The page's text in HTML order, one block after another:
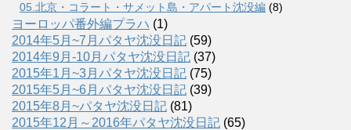
05.北京・コラート・サメット島・アパート沈没編 (8)
ヨーロッパ番外編プラハ (1)
2014年5月~7月パタヤ沈没日記 (59)
2014年9月-10月パタヤ沈没日記 (37)
2015年1月~3月パタヤ沈没日記 (75)
2015年5月~6月パタヤ沈没日記 (39)
2015年8月~パタヤ沈没日記 (81)
2015年12月～2016年パタヤ沈没日記 (65)